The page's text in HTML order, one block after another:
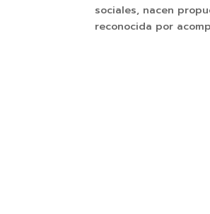
sociales, nacen
reconocida por